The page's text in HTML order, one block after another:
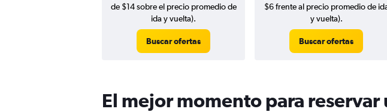
de $14 sobre el precio promedio de
ida y vuelta).
Buscar ofertas
$6 frente al precio promedio de
y vuelta).
Buscar ofertas
El mejor momento para